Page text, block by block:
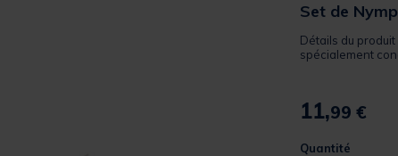
Set de
Détails du
spécialement
11,99 €
Quantité